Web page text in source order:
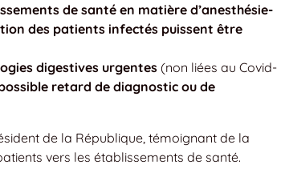
de santé en matière d’anesthésie-
des patients infectés puissent être
digestives urgentes (non liées au Covid-
retard de diagnostic ou de
de la République, témoignant de la
vers les établissements de santé.